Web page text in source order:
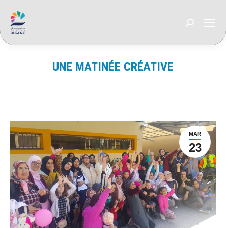
Recherche
UNE MATINÉE CRÉATIVE
MAR
23